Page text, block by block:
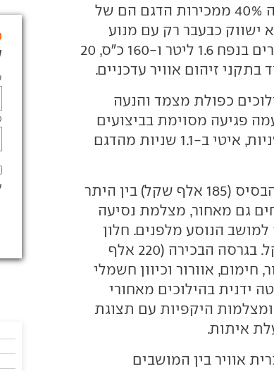
למרות שבאירופה 40% ממכירות הדגם הם של
ישווק כבעבר רק עם מנוע
בנזין מוגדש, עם ארבעה צילינדרים בנפח 1.6 ליטר ו-160 כ"ס, 20
זיהום אוויר עדכניים.
החיבור הוא לתיבת 7 הילוכים כפולת מצמד והנעה
פגיעה מסוימת בביצועים
עם זינוק ל-100 קמ"ש ב-9.9 שניות, איטי ב-1.1 שניות מהדגם
רשימת האבזור כוללת בגרסת הבסיס (185 אלף שקל) בין היתר
גם מאחור, מצלמת נסיעה
למושב הנוסע מלפנים. חלון
שמש מוצע בתוספת 8,000 שקל. בגרסה הבכירה (220 אלף
חימום, אוורור וכיוון חשמלי
ידנית בהילוכים מאחורי
היקפיות עם תצוגת
איתות.
אוויר בין המושבים